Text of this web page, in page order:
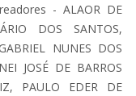
- ALAOR DE
DOS SANTOS,
NUNES DOS
JOSÉ DE BARROS
PAULO EDER DE